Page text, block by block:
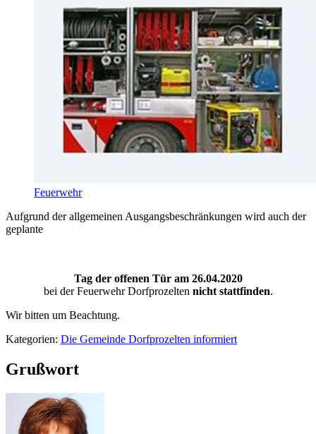
Feuerwehr
Aufgrund der allgemeinen Ausgangsbeschränkungen wird auch der
geplante
Tag der offenen Tür am 26.04.2020
bei der Feuerwehr Dorfprozelten nicht stattfinden.
Wir bitten um Beachtung.
Kategorien: Die Gemeinde Dorfprozelten informiert
Grußwort